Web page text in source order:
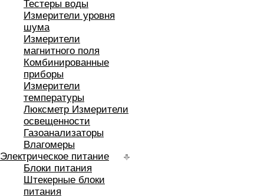
Тестеры воды
Измерители уровня
шума
Измерители
магнитного поля
Комбинированные
приборы
Измерители
температуры
Люксметр Измерители
освещенности
Газоанализаторы
Влагомеры
Электрическое питание
Блоки питания
Штекерные блоки
питания